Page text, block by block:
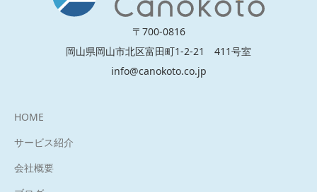
〒700-0816
岡山県岡山市北区富田町1-2-21 411号室
info@canokoto.co.jp
HOME
サービス紹介
会社概要